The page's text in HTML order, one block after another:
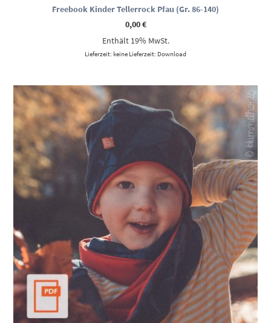
Freebook Kinder Tellerrock Pfau (Gr. 86-140)
0,00€
Enthält 19% MwSt.
Lieferzeit: keine Lieferzeit: Download